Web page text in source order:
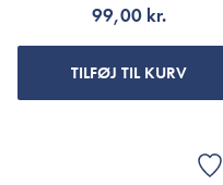
99,00 kr.
TILFØJ TIL KURV